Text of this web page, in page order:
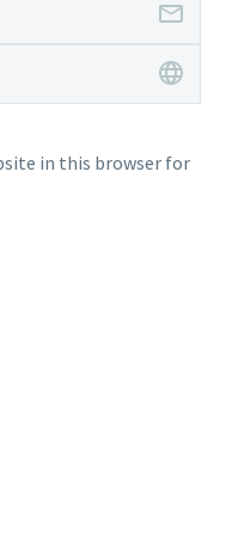
in this browser for